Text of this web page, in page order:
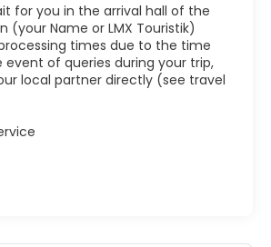
for you in the arrival hall of the
(your Name or LMX Touristik)
times due to the time
of queries during your trip,
local partner directly (see travel